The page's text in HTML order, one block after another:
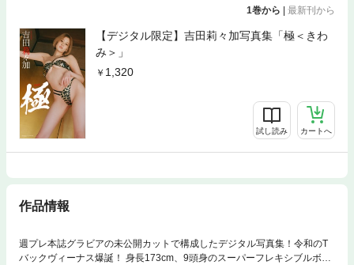
1巻から | 最新刊から
【デジタル限定】吉田莉々加写真集「極＜きわ
み＞」
1,320
試し読み カートへ
作品情報
週プレ本誌グラビアの未公開カットで構成したデジタル写真集！令和のT
バックヴィーナス爆誕！ 身長173cm、9頭身のスーパーフレキシブルボデ